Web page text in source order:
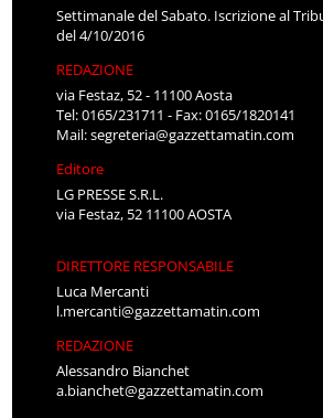
Settimanale del Sabato. Iscrizione al
del 4/10/2016
REDAZIONE
via Festaz, 52 - 11100 Aosta
Tel: 0165/231711 - Fax: 0165/1820141
Mail:segreteria@gazzettamatin.com
Editore
LG PRESSE S.R.L.
via Festaz, 52 11100 AOSTA
DIRETTORE RESPONSABILE
Luca Mercanti
l.mercanti@gazzettamatin.com
REDAZIONE
Alessandro Bianchet
a.bianchet@gazzettamatin.com